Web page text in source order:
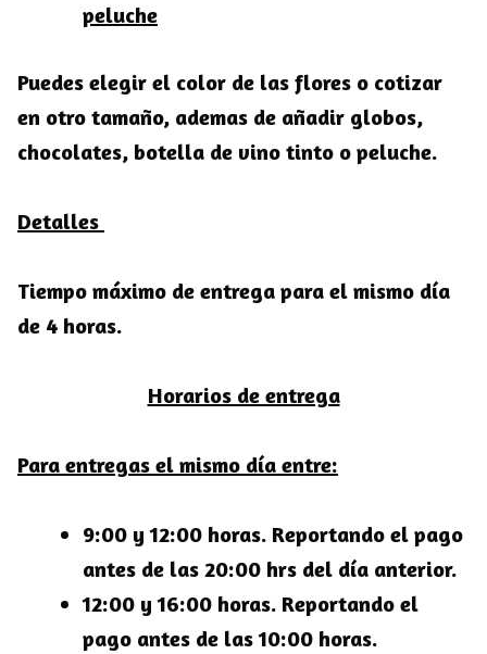
peluche
Puedes elegir el color de las flores o cotizar
en otro tamaño, ademas de añadir globos,
chocolates, botella de vino tinto o peluche.
Detalles
Tiempo máximo de entrega para el mismo día
de 4 horas.
Horarios de entrega
Para entregas el mismo día entre:
9:00 y 12:00 horas. Reportando el pago
antes de las 20:00 hrs del día anterior.
12:00 y 16:00 horas. Reportando el
pago antes de las 10:00 horas.